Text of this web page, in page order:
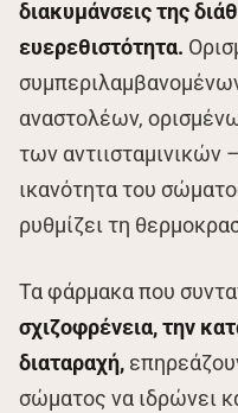
διακυμάνσεις της
ευερεθιστότητα.
αναστολέων,
των αντιισταμινικών
ικανότητα του
ρυθμίζει τη
Τα φάρμακα που
σχιζοφρένεια, την
διαταραχή,
σώματος να ιδρώνει